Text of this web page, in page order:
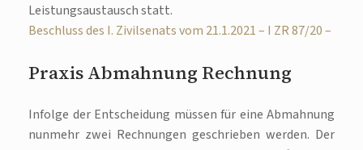
Leistungsaustausch statt.
Beschluss des I. Zivilsenats vom 21.1.2021 – I ZR 87/20 –
Praxis Abmahnung Rechnung
Infolge der Entscheidung müssen für eine Abmahnung
nunmehr zwei Rechnungen geschrieben werden. Der